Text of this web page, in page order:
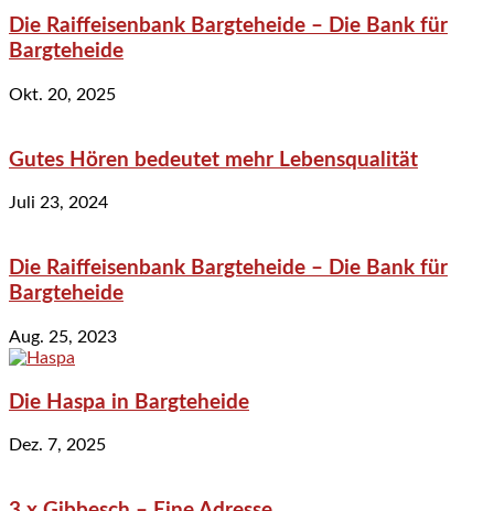
Die Raiffeisenbank Bargteheide – Die Bank für
Bargteheide
Okt. 20, 2025
Gutes Hören bedeutet mehr Lebensqualität
Juli 23, 2024
Die Raiffeisenbank Bargteheide – Die Bank für
Bargteheide
Aug. 25, 2023
Die Haspa in Bargteheide
Dez. 7, 2025